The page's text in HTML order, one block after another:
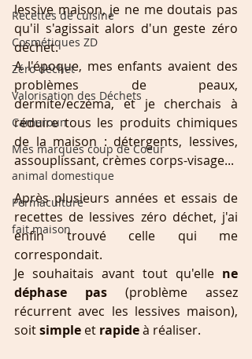
Recettes de cuisine
Cosmétiques ZD
Zéro déchet
Valorisation des Déchets
Cameroun
Mes marques coup de Coeur
animal domestique
Permaculture
fait maison
lessive maison, je ne me doutais pas
qu'il s'agissait alors d'un geste zéro
déchet.
A l'époque, mes enfants avaient des
problèmes de peaux,
dermite/eczéma, et je cherchais à
réduire tous les produits chimiques
de la maison : détergents, lessives,
assouplissant, crèmes corps-visage...
Après plusieurs années et essais de
recettes de lessives zéro déchet, j'ai
enfin trouvé celle qui me
correspondait.
Je souhaitais avant tout qu'elle ne
déphase pas (problème assez
récurrent avec les lessives maison),
soit simple et rapide à réaliser.